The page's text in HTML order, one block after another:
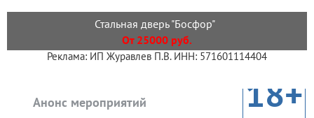
Стальная дверь "Босфор"
От 25000 руб.
Реклама: ИП Журавлев П.В. ИНН: 571601114404
Анонс мероприятий 18+